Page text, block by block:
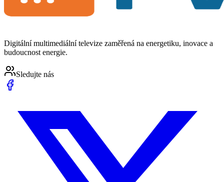
Digitální multimediální televize zaměřená na energetiku, inovace a
budoucnost energie.
Sledujte nás